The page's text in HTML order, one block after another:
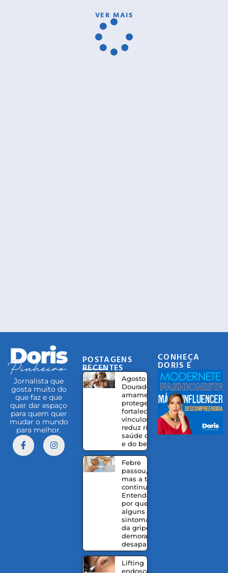
VER MAIS
Jornalista que
gosta muito do
que faz e que
quer dar espaço
para quem quer
mudar o mundo
para melhor.
POSTAGENS
RECENTES
Agosto
Dourado:
amamentação
protege,
fortalece
vínculos e
reduz riscos à
saúde da mãe
e do bebê
Febre
passou,
mas a tosse
continua?
Entenda
por que
alguns
sintomas
da gripe
demoram a
desaparecer
Lifting
endoscópico
CONHEÇA
DORIS E
EQUIPE